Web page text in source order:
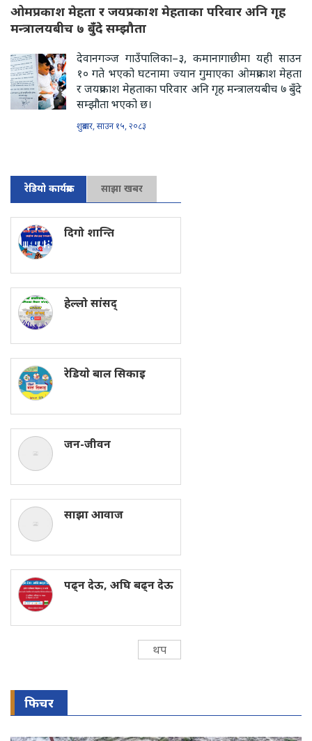
ओमप्रकाश मेहता र जयप्रकाश मेहताका परिवार अनि गृह
मन्त्रालयबीच ७ बुँदे सम्झौता
देवानगञ्ज गाउँपालिका–३, कमानागाछीमा यही साउन
१० गते भएको घटनामा ज्यान गुमाएका ओमप्रकाश मेहता
र जयप्रकाश मेहताका परिवार अनि गृह मन्त्रालयबीच ७ बुँदे
सम्झौता भएको छ।
शुक्रबार, साउन १५, २०८३
रेडियो कार्यक्रम साझा खबर
दिगो शान्ति
हेल्लो सांसद्
रेडियाे बाल सिकाइ
जन-जीवन
साझा आवाज
पढ्न देऊ, अघि बढ्न देऊ
थप
फिचर